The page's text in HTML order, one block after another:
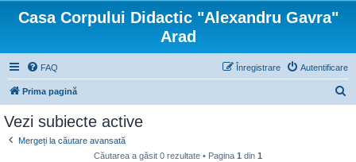
Casa Corpului Didactic "Alexandru Gavra"
Arad
FAQ Autentificare
Înregistrare
Prima pagină
Vezi subiecte active
Mergeți la căutare avansată
Căutarea a găsit 0 rezultate • Pagina 1 din 1